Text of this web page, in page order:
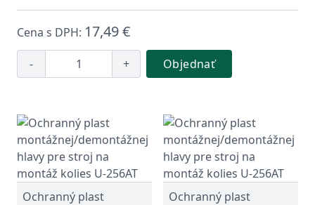
Cena s DPH: 17,49 €
- + Objednať
Ochranný plast
Ochranný plast